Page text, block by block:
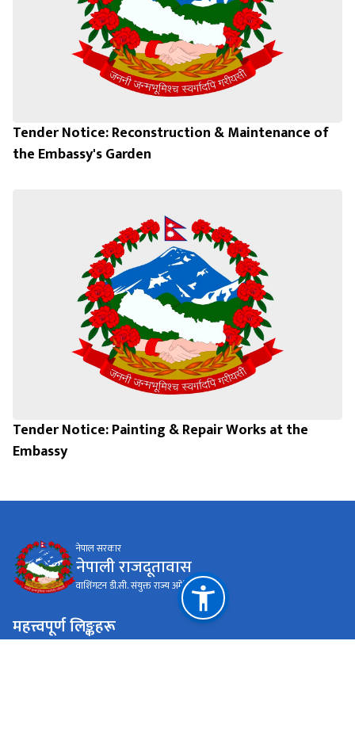
Tender Notice: Reconstruction & Maintenance of
the Embassy's Garden
Tender Notice: Painting & Repair Works at the
Embassy
नेपाल सरकार
नेपाली राजदूतावास
वाशिंगटन डी.सी. संयुक्त राज्य अमेरिका
महत्त्वपूर्ण लिङ्कहरू